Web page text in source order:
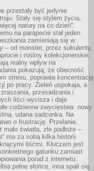
przestały być jedynie
Stały się stylem życia,
natury na co dzień”.
na parapecie stał jeden
zamieniają się w
– od monster, przez sukulenty,
i rośliny kolekcjonerskie.
realny wpływ na
pokazują, że obecność
stresu, poprawia koncentrację
po pracy. Zieleń uspokaja, a
zraszania, przesadzania i
liści wycisza i daje
codzienne zwycięstwa: nowy
udana sadzonka. Na
o frustrację. Przelanie,
światła, złe podłoże –
ma za sobą kilka historii
liśćmi. Kluczem jest
gatunku zamiast
porad z internetu.
pełne słońce, inna spali się